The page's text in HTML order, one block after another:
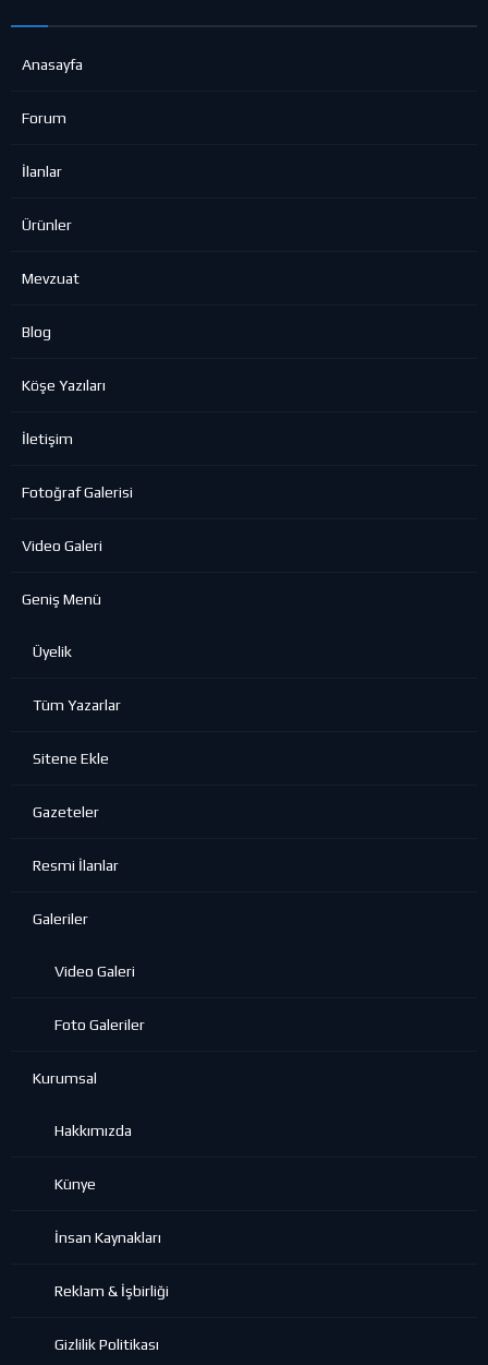
Anasayfa
Forum
İlanlar
Ürünler
Mevzuat
Blog
Köşe Yazıları
İletişim
Fotoğraf Galerisi
Video Galeri
Geniş Menü
Üyelik
Tüm Yazarlar
Sitene Ekle
Gazeteler
Resmi İlanlar
Galeriler
Video Galeri
Foto Galeriler
Kurumsal
Hakkımızda
Künye
İnsan Kaynakları
Reklam & İşbirliği
Gizlilik Politikası